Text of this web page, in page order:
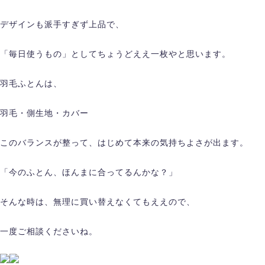
デザインも派手すぎず上品で、
「毎日使うもの」としてちょうどええ一枚やと思います。
羽毛ふとんは、
羽毛・側生地・カバー
このバランスが整って、はじめて本来の気持ちよさが出ます。
「今のふとん、ほんまに合ってるんかな？」
そんな時は、無理に買い替えなくてもええので、
一度ご相談くださいね。